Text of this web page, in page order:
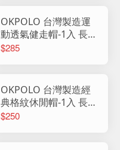
OKPOLO 台灣製造運
動透氣健走帽-1入 長簷
帽 帽子 鴨舌帽 棒球帽
$285
OKPOLO 台灣製造經
典格紋休閒帽-1入 長簷
帽 帽子 鴨舌帽 棒球帽
$250